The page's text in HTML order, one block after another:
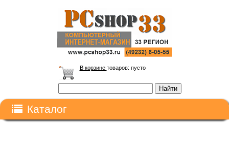
В корзине товаров: пусто
Каталог